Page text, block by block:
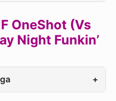
OneShot (Vs
Night Funkin’
+